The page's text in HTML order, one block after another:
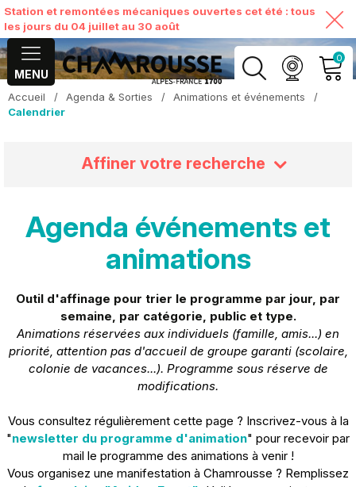
Station et remontées mécaniques ouvertes cet été : tous
les jours du 04 juillet au 30 août
MENU
0
MON COMPTE
Accueil / Agenda & Sorties / Animations et événements
/
Calendrier
Affiner votre recherche
Agenda événements et
animations
Outil d'affinage pour trier le programme par jour, par
semaine, par catégorie, public et type.
Animations réservées aux individuels (famille, amis...) en
priorité, attention pas d'accueil de groupe garanti (scolaire,
colonie de vacances...). Programme sous réserve de
modifications.
Vous consultez régulièrement cette page ? Inscrivez-vous à la
"newsletter du programme d'animation" pour recevoir par
mail le programme des animations à venir !
Vous organisez une manifestation à Chamrousse ? Remplissez